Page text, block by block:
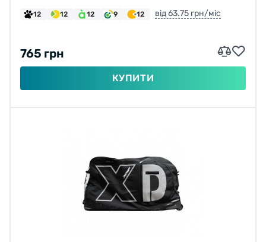
12 12 12 9 12 від 63.75 грн/міс
765 грн
КУПИТИ